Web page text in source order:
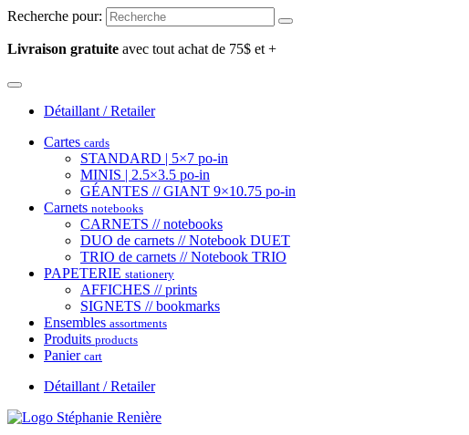
Recherche pour:
Livraison gratuite avec tout achat de 75$ et +
Détaillant / Retailer
Cartes cards
STANDARD | 5×7 po-in
MINIS | 2.5×3.5 po-in
GÉANTES // GIANT 9×10.75 po-in
Carnets notebooks
CARNETS // notebooks
DUO de carnets // Notebook DUET
TRIO de carnets // Notebook TRIO
PAPETERIE stationery
AFFICHES // prints
SIGNETS // bookmarks
Ensembles assortments
Produits products
Panier cart
Détaillant / Retailer